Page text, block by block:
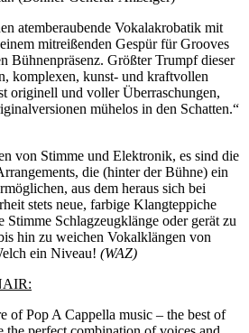
atemberaubende Vokalakrobatik mit
mitreißenden Gespür für Grooves
Bühnenpräsenz. Größter Trumpf dieser
komplexen, kunst- und kraftvollen
originell und voller Überraschungen,
mühelos in den Schatten.“
von Stimme und Elektronik, es sind die
die (hinter der Bühne) ein
aus dem heraus sich bei
stets neue, farbige Klangteppiche
Schlagzeugklänge oder gerät zu
hin zu weichen Vokalklängen von
ein Niveau! (WAZ)
of Pop A Cappella music – the best of